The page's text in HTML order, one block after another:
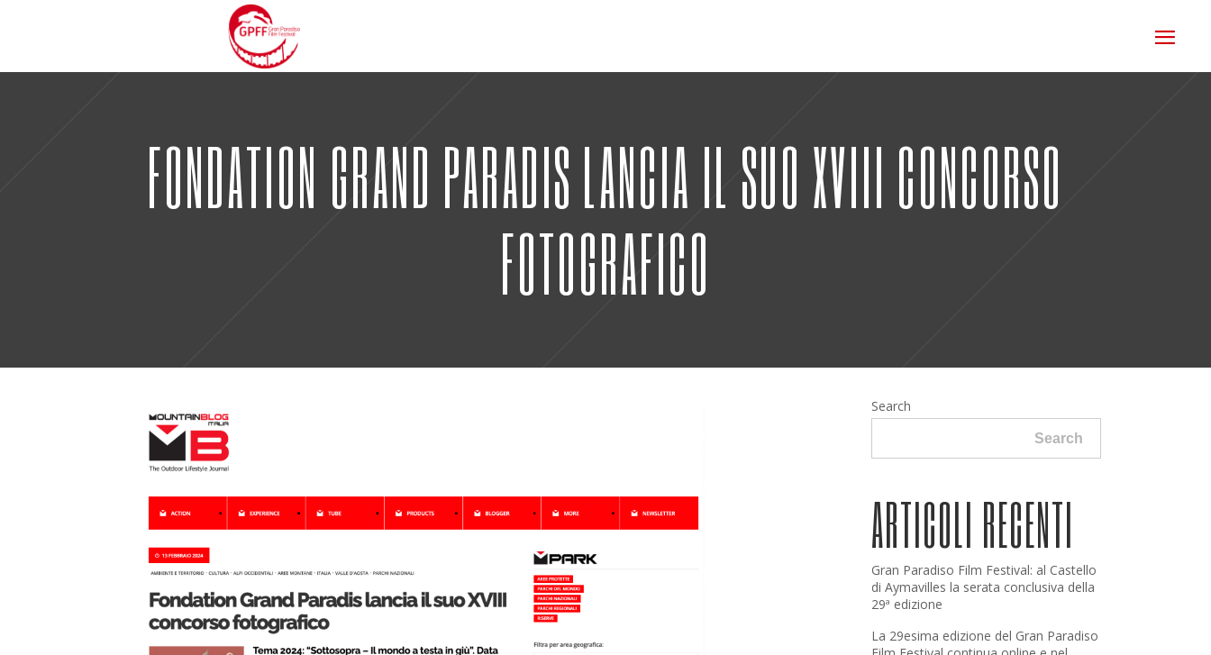
FONDATION GRAND PARADIS LANCIA IL SUO XVIII CONCORSO
FOTOGRAFICO
Search
Search
ARTICOLI RECENTI
Gran Paradiso Film Festival: al Castello
di Aymavilles la serata conclusiva della
29ª edizione
La 29esima edizione del Gran Paradiso